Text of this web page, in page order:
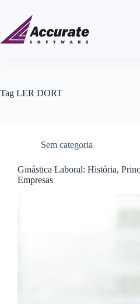
Tag LER DORT
Sem categoria
Ginástica Laboral: História,
Empresas